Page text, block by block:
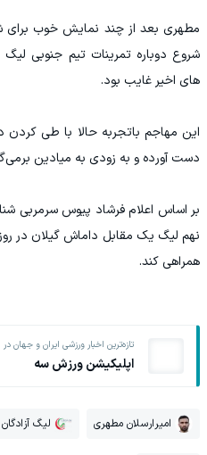
مطهری بعد از چند نمایش خوب برای
شروع دوباره تمرینات تیم جنوبی
های اخیر غایب بود.
این مهاجم باتجربه حالا با طی کردن
دست آورده و به زودی به میادین
بر اساس اعلام فرشاد پیوس سرمربی
همراهی کند.
تازه‌ترین اخبار ورزشی ایران و جهان در
اپلیکیشن ورزش سه
امیرارسلان مطهری لیگ آزادگان